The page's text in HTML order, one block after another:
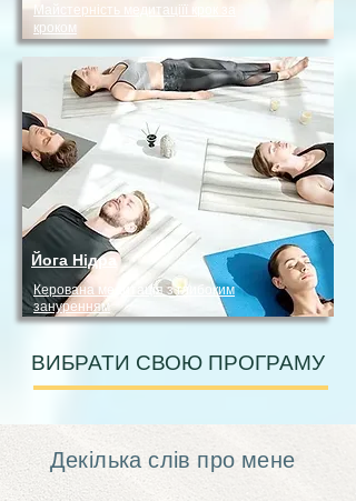
Майстерність медитаціїї крок за
кроком
Йога Нідра
Керована медитація з глибоким
зануренням
ВИБРАТИ СВОЮ ПРОГРАМУ
Декілька слів про мене